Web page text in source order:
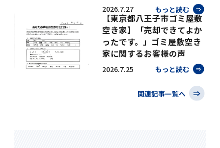
2026.7.27 もっと読む
【東京都八王子市ゴミ屋敷
空き家】「売却できてよか
ったです。」ゴミ屋敷空き
家に関するお客様の声
2026.7.25 もっと読む
関連記事一覧へ